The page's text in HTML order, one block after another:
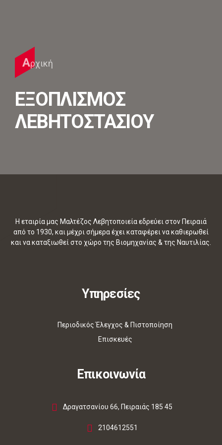
Αρχική
ΕΞΟΠΛΙΣΜΟΣ
ΛΕΒΗΤΟΣΤΑΣΙΟΥ
Η εταιρία μας Μαλτέζος Λεβητοποιεία εδρεύει στον Πειραιά
από το 1930, και μέχρι σήμερα έχει καταφέρει να καθιερωθεί
και να καταξιωθεί στο χώρο της Βιομηχανίας & της Ναυτιλίας.
Υπηρεσίες
Περιοδικός Έλεγχος & Πιστοποίηση
Επισκευές
Επικοινωνία
Δραγατσανίου 66, Πειραιάς 185 45
2104612551